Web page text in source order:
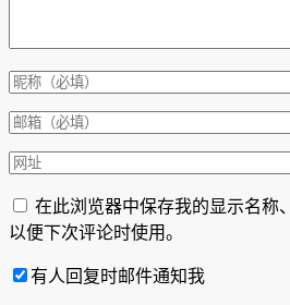
在此浏览器中保存我的显示名称
以便下次评论时使用。
有人回复时邮件通知我